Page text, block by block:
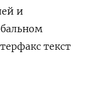
и
текст